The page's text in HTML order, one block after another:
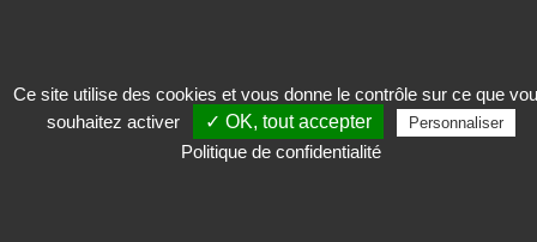
Conserver>Equipement d'atelier>Table et desserte> Desserte mobile
Ce site utilise des cookies et vous donne le contrôle sur ce que
souhaitez activer
✓ OK, tout accepter Personnaliser
Politique de confidentialité